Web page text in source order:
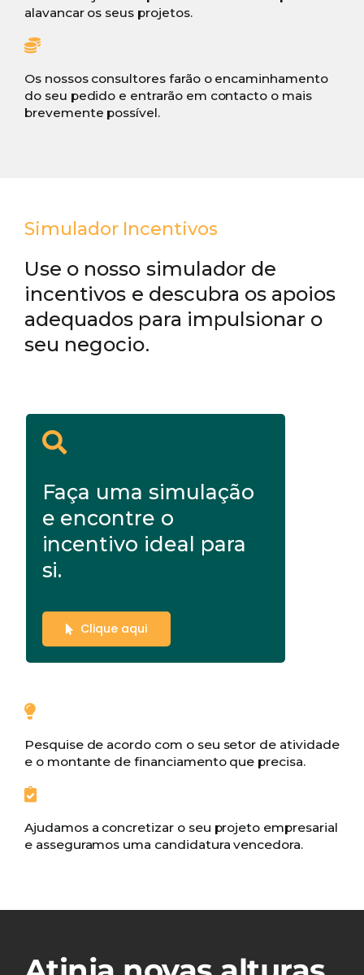
alavancar os seus projetos.
Os nossos consultores farão o encaminhamento
do seu pedido e entrarão em contacto o mais
brevemente possível.
Simulador Incentivos
Use o nosso simulador de
incentivos e descubra os apoios
adequados para impulsionar o
seu negocio.
Faça uma simulação
e encontre o
incentivo ideal para
si.
Clique aqui
Pesquise de acordo com o seu setor de atividade
e o montante de financiamento que precisa.
Ajudamos a concretizar o seu projeto empresarial
e asseguramos uma candidatura vencedora.